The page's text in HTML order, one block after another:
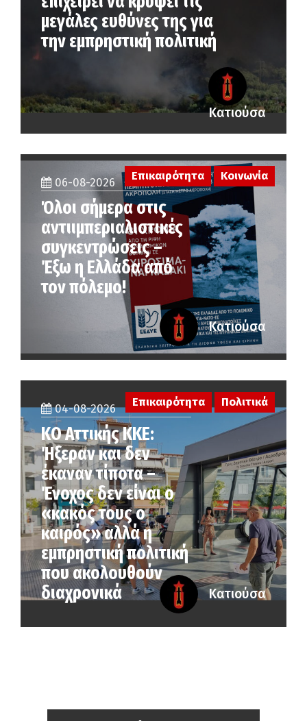
μεγάλες ευθύνες της για
την εμπρηστική πολιτική
Κατιούσα
06-08-2026
Όλοι σήμερα στις
αντιιμπεριαλιστικές
συγκεντρώσεις –
Έξω η Ελλάδα από
τον πόλεμο!
Επικαιρότητα Κοινωνία
Κατιούσα
04-08-2026
KO Αττικής ΚΚΕ:
Ήξεραν και δεν
έκαναν τίποτα –
Ένοχος δεν είναι ο
«κακός τους ο
καιρός» αλλά η
εµπρηστική πολιτική
που ακολουθούν
διαχρονικά
Επικαιρότητα Πολιτικά
Κατιούσα